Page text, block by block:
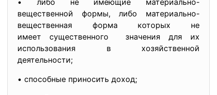
• либо не имеющие материально-
вещественной формы, либо материально-
вещественная форма которых не
имеет существенного значения для их
использования в хозяйственной
деятельности;
• способные приносить доход;